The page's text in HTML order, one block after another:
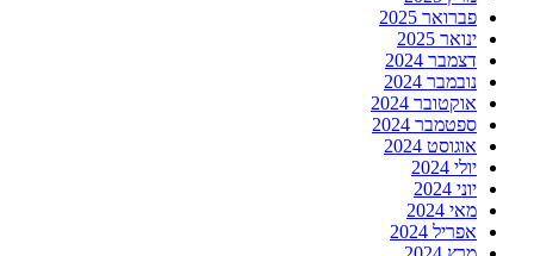
פברואר 2025
ינואר 2025
דצמבר 2024
נובמבר 2024
אוקטובר 2024
ספטמבר 2024
אוגוסט 2024
יולי 2024
יוני 2024
מאי 2024
אפריל 2024